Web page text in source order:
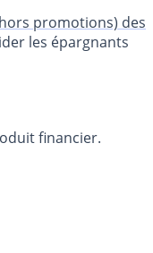
promotions) des
les épargnants
financier.